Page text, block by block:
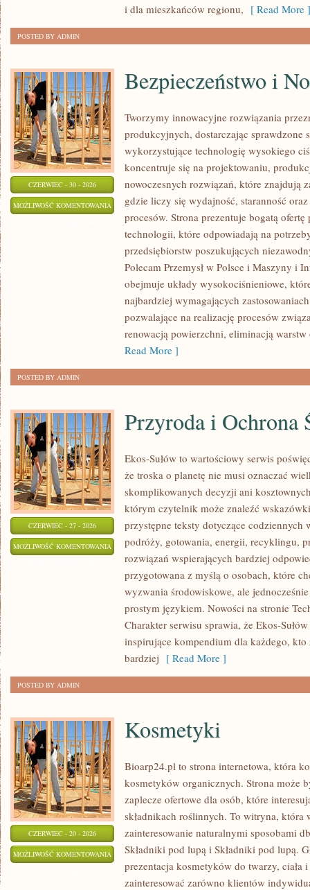
i dla mieszkańców regionu, [ Read More ]
POSTED BY ADMIN
CZERWIEC - 30 - 2026
MOŻLIWOŚĆ KOMENTOWANIA BEZPIECZEŃSTWO
NORMY
Bezpieczeństwo i
Tworzymy innowacyjne rozwiązania
produkcyjnych, dostarczając sprawdzone
wykorzystujące technologię wysokiego
koncentruje się na projektowaniu,
nowoczesnych rozwiązań, które znajdują
gdzie liczy się wydajność, staranność
procesów. Strona prezentuje bogatą ofertę
technologii, które odpowiadają na
przedsiębiorstw poszukujących
Polecam Przemysł w Polsce i Maszyny i
obejmuje układy wysokociśnieniowe,
najbardziej wymagających
pozwalające na realizację procesów
renowacją powierzchni, eliminacją
Read More ]
POSTED BY ADMIN
CZERWIEC - 27 - 2026
MOŻLIWOŚĆ KOMENTOWANIA PRZYRODA
OCHRONA
ŚRODOWISKA
Przyroda i Ochrona
Ekos-Sułów to wartościowy serwis
że troska o planetę nie musi oznaczać
skomplikowanych decyzji ani
którym czytelnik może znaleźć
przystępne teksty dotyczące
podróży, gotowania, energii, recyklingu,
rozwiązań wspierających bardziej
przygotowana z myślą o osobach, które
wyzwania środowiskowe, ale
prostym językiem. Nowości na stronie
Charakter serwisu sprawia, że Ekos-
inspirujące kompendium dla każdego, kto
bardziej [ Read More ]
POSTED BY ADMIN
CZERWIEC - 20 - 2026
MOŻLIWOŚĆ KOMENTOWANIA KOSMETYKI
Kosmetyki
Bioarp24.pl to strona internetowa, która
kosmetyków organicznych. Strona może
zaplecze ofertowe dla osób, które
składnikach roślinnych. To witryna, która
zainteresowanie naturalnymi sposobami
Składniki pod lupą i Składniki pod lupą.
prezentacja kosmetyków do twarzy, ciała
zainteresować zarówno klientów